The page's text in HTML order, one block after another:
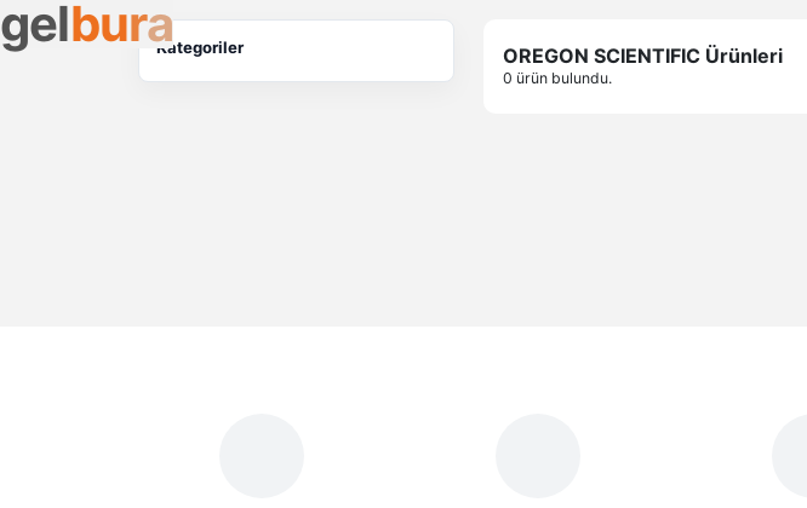
gelbura
Kategoriler OREGON SCIENTIFIC Ürünleri
0 ürün bulundu.